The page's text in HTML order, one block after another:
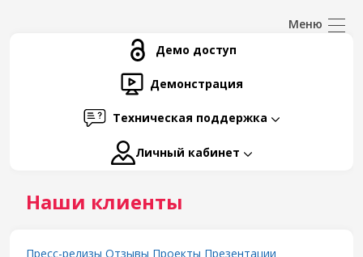
Демо доступ
Демонстрация
Техническая поддержка
Личный кабинет
Наши клиенты
Пресс-релизы Отзывы Проекты Презентации